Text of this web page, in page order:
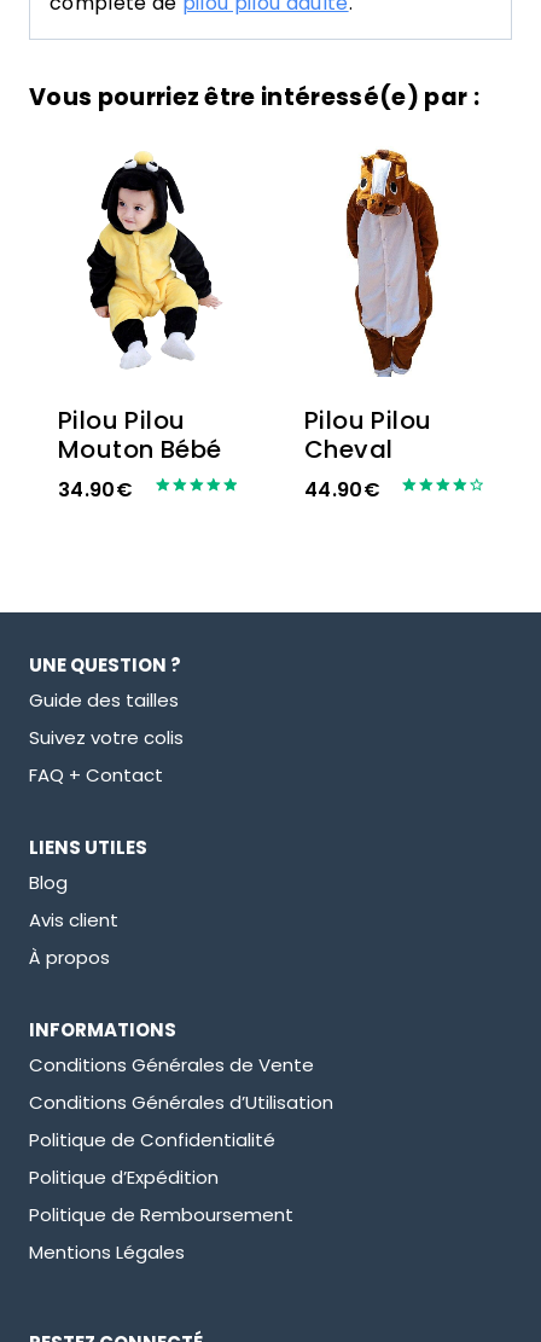
Vous pourriez être intéressé(e) par :
Pilou Pilou
Mouton Bébé
34.90€
Pilou Pilou
Cheval
44.90€
UNE QUESTION ?
Guide des tailles
Suivez votre colis
FAQ + Contact
LIENS UTILES
Blog
Avis client
À propos
INFORMATIONS
Conditions Générales de Vente
Conditions Générales d’Utilisation
Politique de Confidentialité
Politique d’Expédition
Politique de Remboursement
Mentions Légales